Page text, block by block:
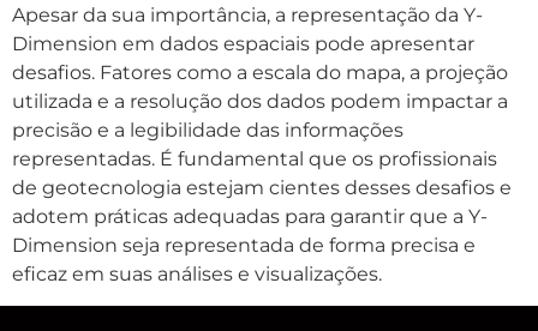
Apesar da sua importância, a representação da Y-
Dimension em dados espaciais pode apresentar
desafios. Fatores como a escala do mapa, a projeção
utilizada e a resolução dos dados podem impactar a
precisão e a legibilidade das informações
representadas. É fundamental que os profissionais
de geotecnologia estejam cientes desses desafios e
adotem práticas adequadas para garantir que a Y-
Dimension seja representada de forma precisa e
eficaz em suas análises e visualizações.